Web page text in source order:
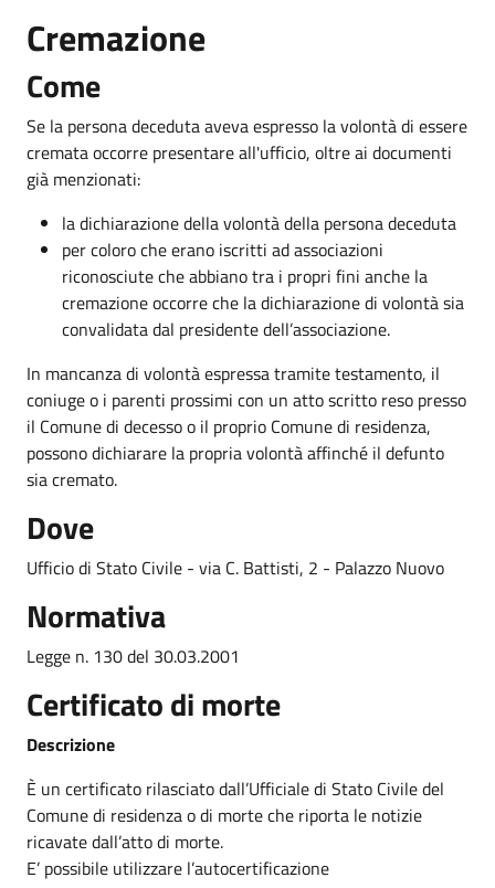
Cremazione
Come
Se la persona deceduta aveva espresso la volontà di essere
cremata occorre presentare all'ufficio, oltre ai documenti
già menzionati:
la dichiarazione della volontà della persona deceduta
per coloro che erano iscritti ad associazioni
riconosciute che abbiano tra i propri fini anche la
cremazione occorre che la dichiarazione di volontà sia
convalidata dal presidente dell’associazione.
In mancanza di volontà espressa tramite testamento, il
coniuge o i parenti prossimi con un atto scritto reso presso
il Comune di decesso o il proprio Comune di residenza,
possono dichiarare la propria volontà affinché il defunto
sia cremato.
Dove
Ufficio di Stato Civile - via C. Battisti, 2 - Palazzo Nuovo
Normativa
Legge n. 130 del 30.03.2001
Certificato di morte
Descrizione
È un certificato rilasciato dall’Ufficiale di Stato Civile del
Comune di residenza o di morte che riporta le notizie
ricavate dall’atto di morte.
E’ possibile utilizzare l’autocertificazione